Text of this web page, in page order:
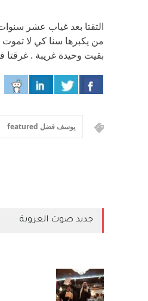
التقتا بعد غياب عشر
من يكبرها سنا كي لا
بقيت وحيدة غريبة .
يوسف فضل featured
جديد صوت العروبة